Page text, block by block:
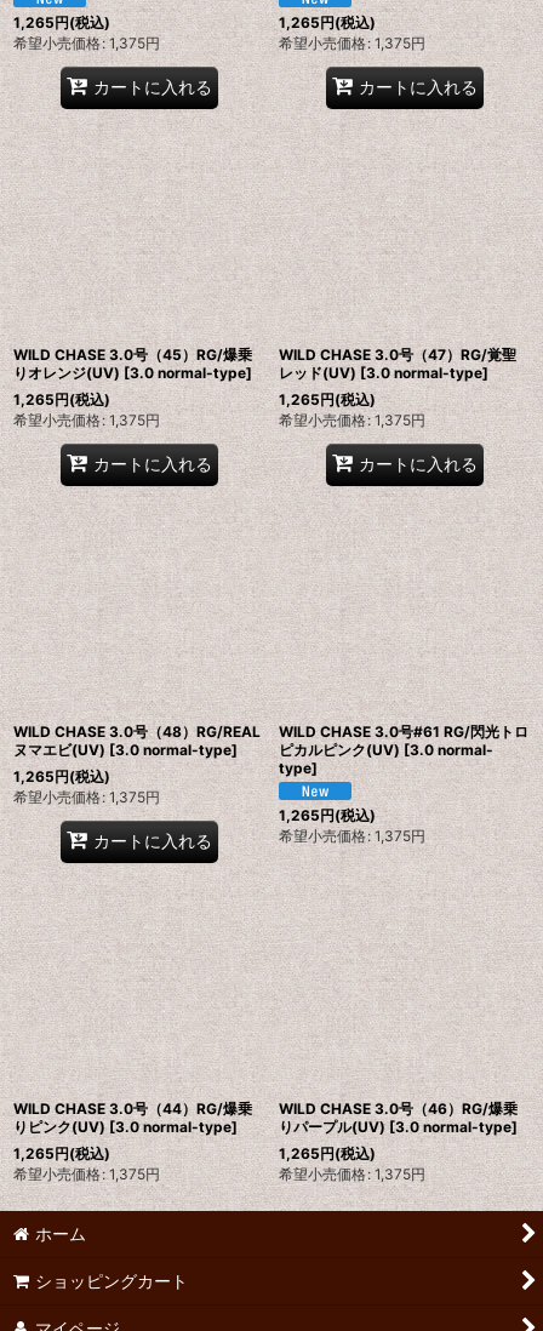
1,265円(税込)
希望小売価格: 1,375円
カートに入れる
1,265円(税込)
希望小売価格: 1,375円
カートに入れる
WILD CHASE 3.0号（45）RG/爆乗
りオレンジ(UV) [3.0 normal-type]
1,265円(税込)
希望小売価格: 1,375円
カートに入れる
WILD CHASE 3.0号（47）RG/覚聖
レッド(UV) [3.0 normal-type]
1,265円(税込)
希望小売価格: 1,375円
カートに入れる
WILD CHASE 3.0号（48）RG/REAL
ヌマエビ(UV) [3.0 normal-type]
1,265円(税込)
希望小売価格: 1,375円
カートに入れる
WILD CHASE 3.0号#61 RG/閃光トロ
ピカルピンク(UV) [3.0 normal-
type]
1,265円(税込)
希望小売価格: 1,375円
WILD CHASE 3.0号（44）RG/爆乗
りピンク(UV) [3.0 normal-type]
1,265円(税込)
希望小売価格: 1,375円
WILD CHASE 3.0号（46）RG/爆乗
りパープル(UV) [3.0 normal-type]
1,265円(税込)
希望小売価格: 1,375円
ホーム
ショッピングカート